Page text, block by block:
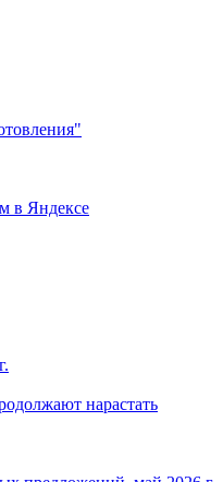
в Яндексе
нарастать